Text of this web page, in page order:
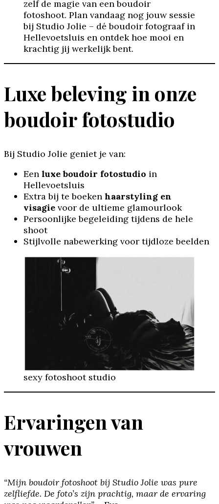
zelf de magie van een boudoir
fotoshoot. Plan vandaag nog jouw sessie
bij Studio Jolie – dé boudoir fotograaf in
Hellevoetsluis en ontdek hoe mooi en
krachtig jij werkelijk bent.
Luxe beleving in onze
boudoir fotostudio
Bij Studio Jolie geniet je van:
Een luxe boudoir fotostudio in
Hellevoetsluis
Extra bij te boeken haarstyling en
visagie voor de ultieme glamourlook
Persoonlijke begeleiding tijdens de hele
shoot
Stijlvolle nabewerking voor tijdloze beelden
sexy fotoshoot studio
Ervaringen van
vrouwen
“Mijn boudoir fotoshoot bij Studio Jolie was pure
zelfliefde. De foto’s zijn prachtig, maar de ervaring